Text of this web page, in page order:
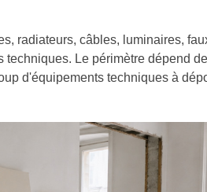
radiateurs, câbles, luminaires,
Le périmètre dépend
d'équipements techniques à